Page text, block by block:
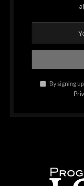
By signing